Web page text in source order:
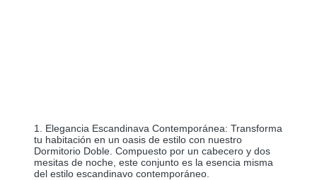
1. Elegancia Escandinava Contemporánea: Transforma
tu habitación en un oasis de estilo con nuestro
Dormitorio Doble. Compuesto por un cabecero y dos
mesitas de noche, este conjunto es la esencia misma
del estilo escandinavo contemporáneo.